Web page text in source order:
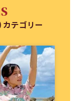
カテゴリー